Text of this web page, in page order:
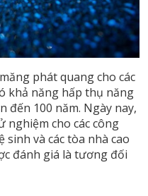
phát quang cho các
khả năng hấp thụ năng
đến 100 năm. Ngày nay,
nghiệm cho các công
và các tòa nhà cao
đánh giá là tương đối